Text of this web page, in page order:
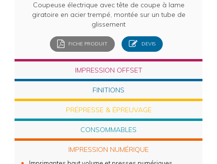
Coupeuse électrique avec tête de coupe à lame
giratoire en acier trempé, montée sur un tube de
glissement
FICHE PRODUIT DEVIS
IMPRESSION OFFSET
FINITIONS
PRÉPRESSE & ÉPREUVAGE
CONSOMMABLES
IMPRESSION NUMÉRIQUE